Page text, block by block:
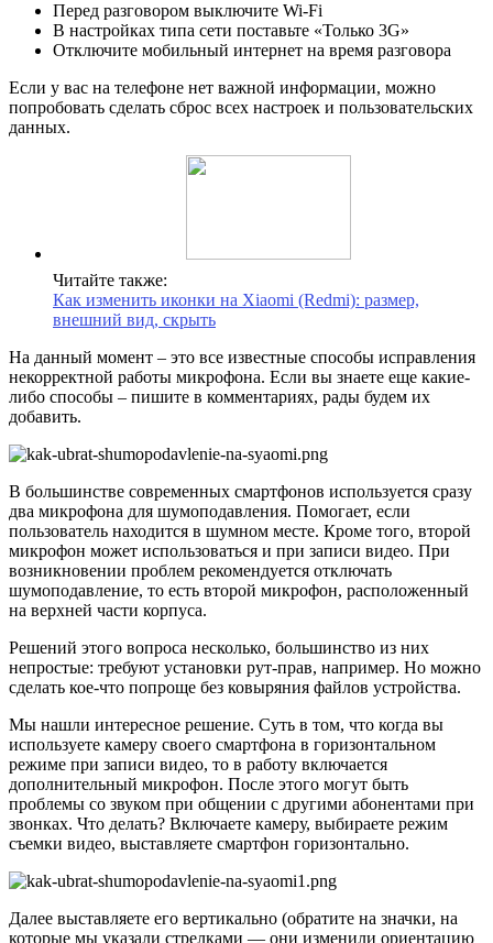
Перед разговором выключите Wi-Fi
В настройках типа сети поставьте «Только 3G»
Отключите мобильный интернет на время разговора
Если у вас на телефоне нет важной информации, можно
попробовать сделать сброс всех настроек и пользовательских
данных.
Читайте также:
Как изменить иконки на Xiaomi (Redmi): размер,
внешний вид, скрыть
На данный момент – это все известные способы исправления
некорректной работы микрофона. Если вы знаете еще какие-
либо способы – пишите в комментариях, рады будем их
добавить.
В большинстве современных смартфонов используется сразу
два микрофона для шумоподавления. Помогает, если
пользователь находится в шумном месте. Кроме того, второй
микрофон может использоваться и при записи видео. При
возникновении проблем рекомендуется отключать
шумоподавление, то есть второй микрофон, расположенный
на верхней части корпуса.
Решений этого вопроса несколько, большинство из них
непростые: требуют установки рут-прав, например. Но можно
сделать кое-что попроще без ковыряния файлов устройства.
Мы нашли интересное решение. Суть в том, что когда вы
используете камеру своего смартфона в горизонтальном
режиме при записи видео, то в работу включается
дополнительный микрофон. После этого могут быть
проблемы со звуком при общении с другими абонентами при
звонках. Что делать? Включаете камеру, выбираете режим
съемки видео, выставляете смартфон горизонтально.
Далее выставляете его вертикально (обратите на значки, на
которые мы указали стрелками — они изменили ориентацию